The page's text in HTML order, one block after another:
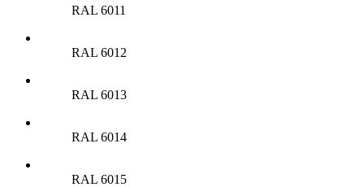
RAL 6011
RAL 6012
RAL 6013
RAL 6014
RAL 6015